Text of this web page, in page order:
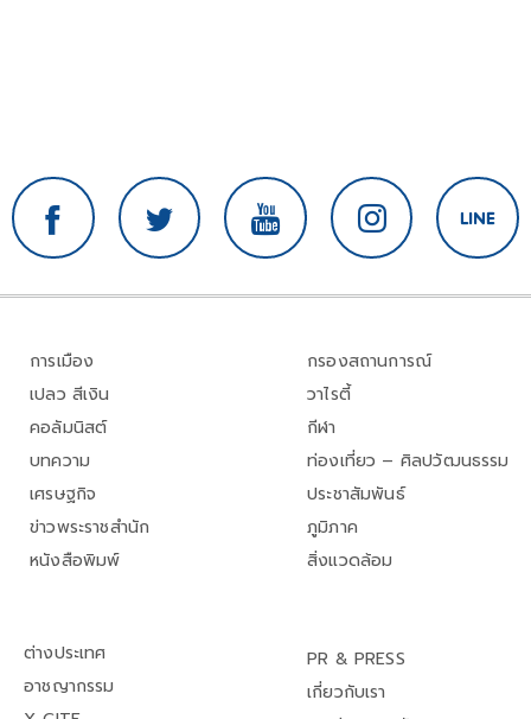
การเมือง
เปลว สีเงิน
คอลัมนิสต์
บทความ
เศรษฐกิจ
ข่าวพระราชสำนัก
หนังสือพิมพ์
กรองสถานการณ์
วาไรตี้
กีฬา
ท่องเที่ยว – ศิลปวัฒนธรรม
ประชาสัมพันธ์
ภูมิภาค
สิ่งแวดล้อม
ต่างประเทศ
อาชญากรรม
PR & PRESS
เกี่ยวกับเรา